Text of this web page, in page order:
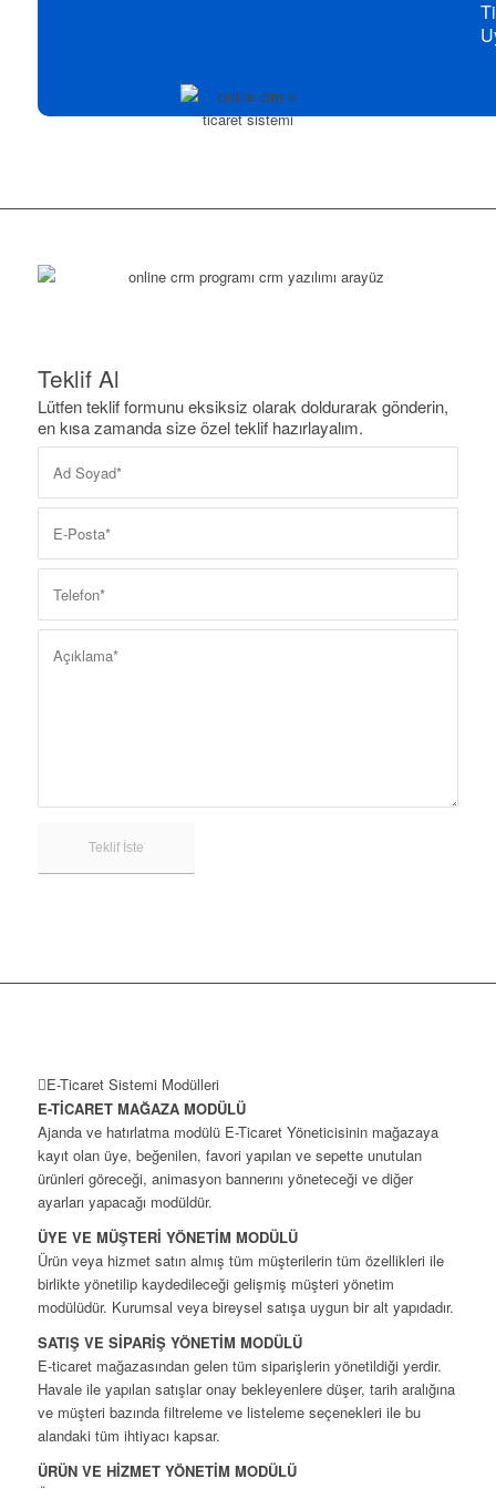
Teklif Al
Lütfen teklif formunu eksiksiz olarak doldurarak gönderin,
en kısa zamanda size özel teklif hazırlayalım.
E-Ticaret Sistemi Modülleri
E-TİCARET MAĞAZA MODÜLÜ
Ajanda ve hatırlatma modülü E-Ticaret Yöneticisinin mağazaya
kayıt olan üye, beğenilen, favori yapılan ve sepette unutulan
ürünleri göreceği, animasyon bannerını yöneteceği ve diğer
ayarları yapacağı modüldür.
ÜYE VE MÜŞTERİ YÖNETİM MODÜLÜ
Ürün veya hizmet satın almış tüm müşterilerin tüm özellikleri ile
birlikte yönetilip kaydedileceği gelişmiş müşteri yönetim
modülüdür. Kurumsal veya bireysel satışa uygun bir alt yapıdadır.
SATIŞ VE SİPARİŞ YÖNETİM MODÜLÜ
E-ticaret mağazasından gelen tüm siparişlerin yönetildiği yerdir.
Havale ile yapılan satışlar onay bekleyenlere düşer, tarih aralığına
ve müşteri bazında filtreleme ve listeleme seçenekleri ile bu
alandaki tüm ihtiyacı kapsar.
ÜRÜN VE HİZMET YÖNETİM MODÜLÜ